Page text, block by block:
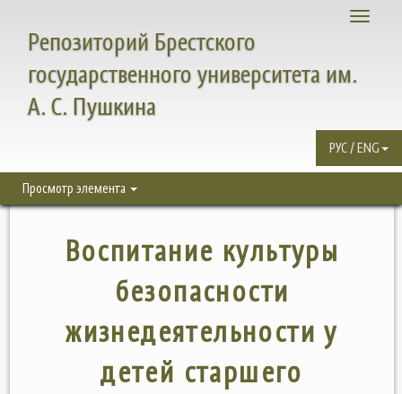
Toggle
Репозиторий Брестского
государственного университета им.
А. С. Пушкина
РУС / ENG
Просмотр элемента
Воспитание культуры
безопасности
жизнедеятельности у
детей старшего